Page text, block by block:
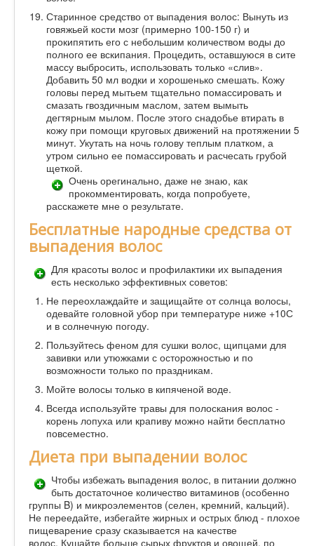
Старинное средство от выпадения волос: Вынуть из
говяжьей кости мозг (примерно 100-150 г) и
прокипятить его с небольшим количеством воды до
полного ее вскипания. Процедить, оставшуюся в сите
массу выбросить, использовать только «слив».
Добавить 50 мл водки и хорошенько смешать. Кожу
головы перед мытьем тщательно помассировать и
смазать гвоздичным маслом, затем вымыть
дегтярным мылом. После этого снадобье втирать в
кожу при помощи круговых движений на протяжении 5
минут. Укутать на ночь голову теплым платком, а
утром сильно ее помассировать и расчесать грубой
щеткой.
Очень орегинально, даже не знаю, как
прокомментировать, когда попробуете,
расскажете мне о результате.
Бесплатные народные средства от
выпадения волос
Для красоты волос и профилактики их выпадения
есть несколько эффективных советов:
Не переохлаждайте и защищайте от солнца волосы,
одевайте головной убор при температуре ниже +10С
и в солнечную погоду.
Пользуйтесь феном для сушки волос, щипцами для
завивки или утюжками с осторожностью и по
возможности только по праздникам.
Мойте волосы только в кипяченой воде.
Всегда используйте травы для полоскания волос -
корень лопуха или крапиву можно найти бесплатно
повсеместно.
Диета при выпадении волос
Чтобы избежать выпадения волос, в питании должно
быть достаточное количество витаминов (особенно
группы B) и микроэлементов (селен, кремний, кальций).
Не переедайте, избегайте жирных и острых блюд - плохое
пищеварение сразу сказывается на качестве
волос. Кушайте больше сырых фруктов и овощей, по